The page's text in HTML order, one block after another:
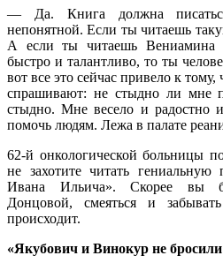
— Да. Книга должна
непонятной. Если ты читаешь
А если ты читаешь Вениамина
быстро и талантливо, то ты
вот все это сейчас привело к
спрашивают: не стыдно ли мне
стыдно. Мне весело и радостно
помочь людям. Лежа в палате
62-й онкологической больницы
не захотите читать гениальную
Ивана Ильича». Скорее вы
Донцовой, смеяться и
происходит.
«Якубович и Винокур не